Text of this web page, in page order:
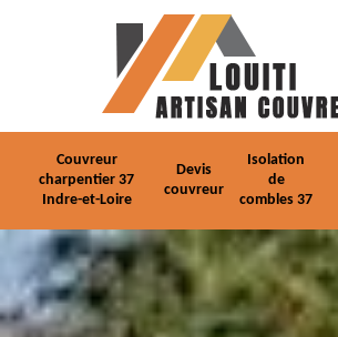
Couvreur
charpentier 37
Indre-et-Loire
Devis
couvreur
Isolation
de
combles 37